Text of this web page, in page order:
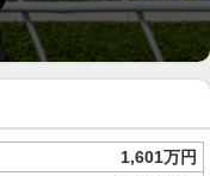
1,601万円